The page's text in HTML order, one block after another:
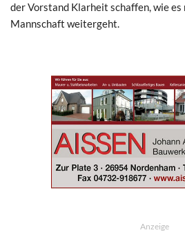
der Vorstand Klarheit schaffen, wie es
Mannschaft weitergeht.
Anzeige